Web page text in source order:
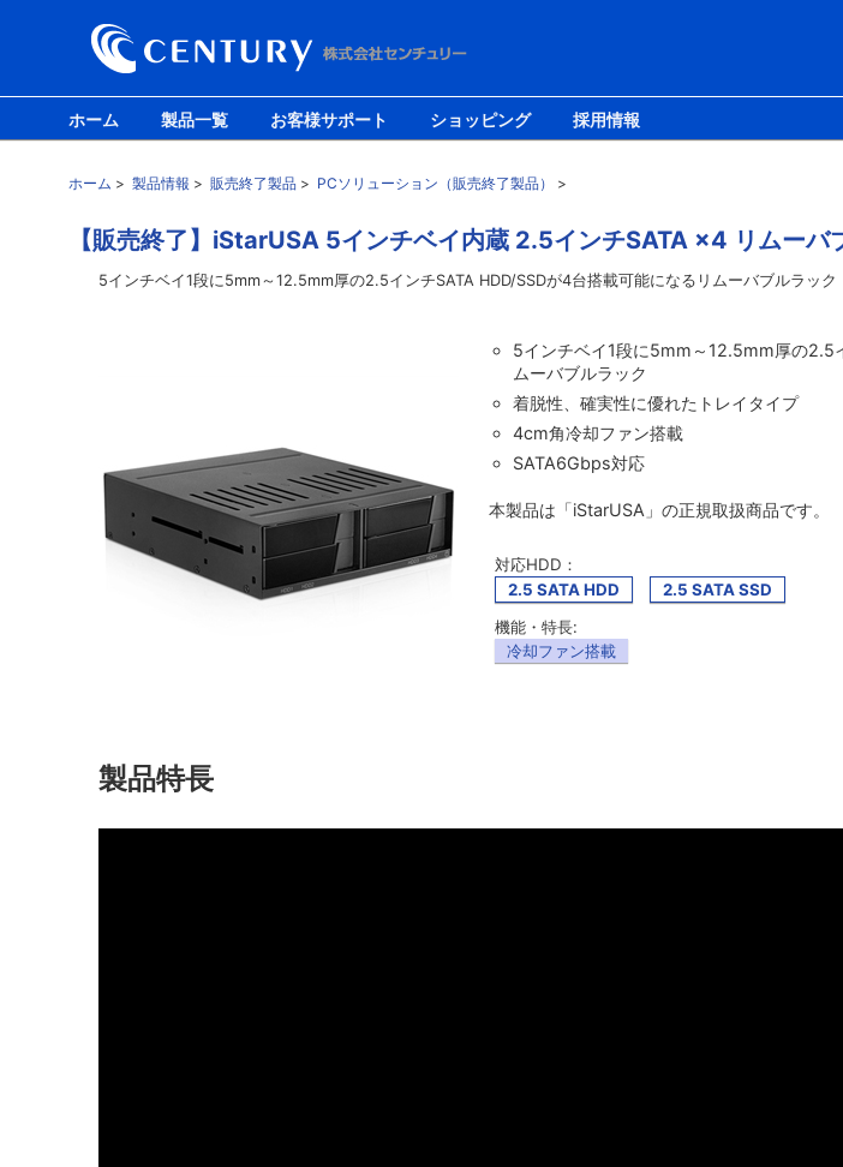
ホーム 製品一覧 お客様サポート ショッピング 採用情報
ホーム > 製品情報 > 販売終了製品 > PCソリューション（販売終了製品） >
【販売終了】iStarUSA 5インチベイ内蔵 2.5インチSATA ×4 リムー
5インチベイ1段に5mm～12.5mm厚の2.5インチSATA HDD/SSDが4台搭載可能になるリムーバブルラック
5インチベイ1段に5mm～12.5mm厚の2.5
ムーバブルラック
着脱性、確実性に優れたトレイタイプ
4cm角冷却ファン搭載
SATA6Gbps対応
本製品は「iStarUSA」の正規取扱商品です。
対応HDD：
2.5 SATA HDD
2.5 SATA SSD
機能・特長:
冷却ファン搭載
製品特長